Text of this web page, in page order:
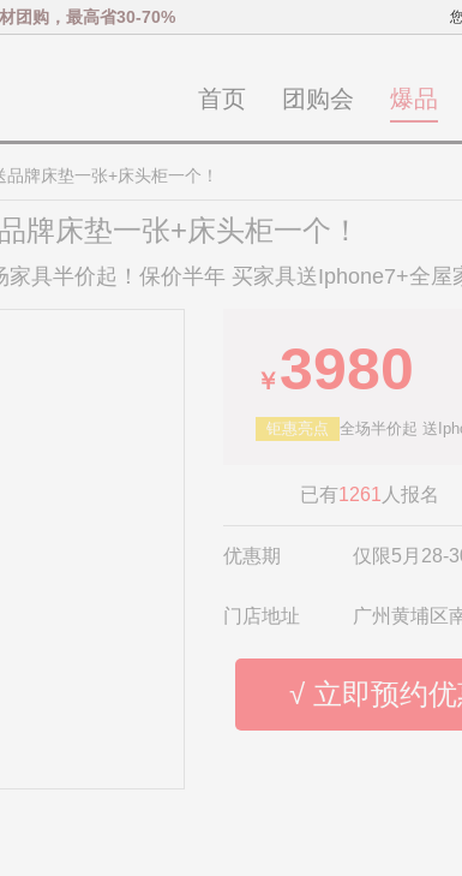
团购，最高省30-70%
首页 团购会 爆品
牌床垫一张+床头柜一个！
牌床垫一张+床头柜一个！
具半价起！保价半年 买家具送Iphone7+全屋
￥3980
钜惠亮点 全场半价起 送
已有1261 人报名
优惠期 仅限5月28-
门店地址 广州黄埔区
√ 立即预约